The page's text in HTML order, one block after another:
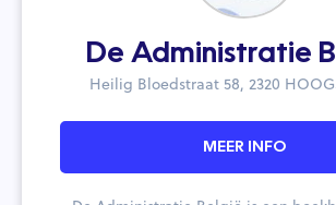
De Administratie
Heilig Bloedstraat 58, 2320
MEER INFO